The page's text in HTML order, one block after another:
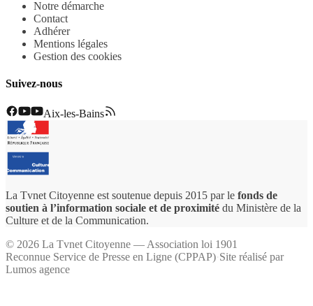
Notre démarche
Contact
Adhérer
Mentions légales
Gestion des cookies
Suivez-nous
Aix-les-Bains
La Tvnet Citoyenne est soutenue depuis 2015 par le fonds de
soutien à l’information sociale et de proximité du Ministère de la
Culture et de la Communication.
© 2026 La Tvnet Citoyenne — Association loi 1901
Reconnue Service de Presse en Ligne (CPPAP)·Site réalisé par
Lumos agence